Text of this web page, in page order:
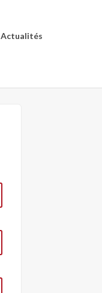
Actualités